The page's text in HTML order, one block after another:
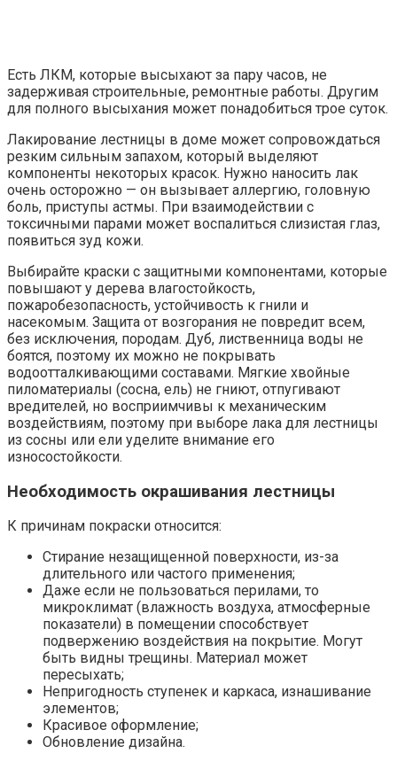
Есть ЛКМ, которые высыхают за пару часов, не
задерживая строительные, ремонтные работы. Другим
для полного высыхания может понадобиться трое суток.
Лакирование лестницы в доме может сопровождаться
резким сильным запахом, который выделяют
компоненты некоторых красок. Нужно наносить лак
очень осторожно — он вызывает аллергию, головную
боль, приступы астмы. При взаимодействии с
токсичными парами может воспалиться слизистая глаз,
появиться зуд кожи.
Выбирайте краски с защитными компонентами, которые
повышают у дерева влагостойкость,
пожаробезопасность, устойчивость к гнили и
насекомым. Защита от возгорания не повредит всем,
без исключения, породам. Дуб, лиственница воды не
боятся, поэтому их можно не покрывать
водоотталкивающими составами. Мягкие хвойные
пиломатериалы (cосна, ель) не гниют, отпугивают
вредителей, но восприимчивы к механическим
воздействиям, поэтому при выборе лака для лестницы
из сосны или ели уделите внимание его
износостойкости.
Необходимость окрашивания лестницы
К причинам покраски относится:
Стирание незащищенной поверхности, из-за
длительного или частого применения;
Даже если не пользоваться перилами, то
микроклимат (влажность воздуха, атмосферные
показатели) в помещении способствует
подвержению воздействия на покрытие. Могут
быть видны трещины. Материал может
пересыхать;
Непригодность ступенек и каркаса, изнашивание
элементов;
Красивое оформление;
Обновление дизайна.